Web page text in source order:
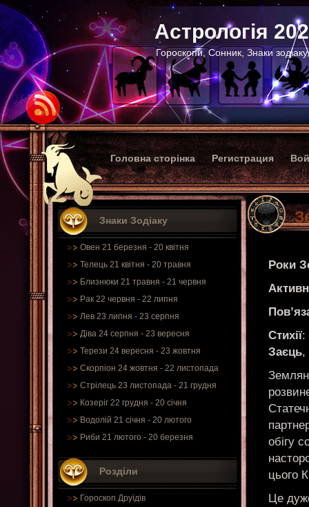
Астрологія
Гороскопи, Сонник, Знаки
Головна сторінка Регистрация
Знаки Зодіаку
Овен 21 березня - 20 квітня
Телець 21 квітня - 20 травня
Близнюки 21 травня - 21 червня
Рак 22 червня - 22 липня
Лев 23 липня - 23 серпня
Діва 24 серпня - 23 вересня
Терези 24 вересня - 23 жовтня
Скорпіон 24 жовтня - 22 листопада
Стрілець 23 листопада - 21 грудня
Козеріг 22 грудня - 20 січня
Водолій 21 січня - 20 лютого
Риби 21 лютого - 20 березня
Розділи
Гороскоп Друїдів
Роки
Стихії:
Заєць,
обігу
цього
Це